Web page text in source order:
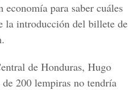
para saber cuáles
la introducción del billete de
de Honduras, Hugo
200 lempiras no tendría